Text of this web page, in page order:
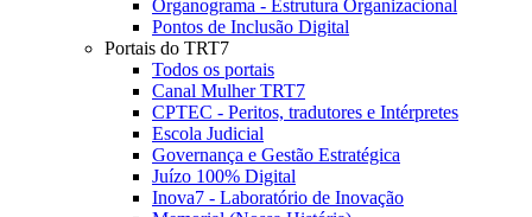
Organograma - Estrutura Organizacional
Pontos de Inclusão Digital
Portais do TRT7
Todos os portais
Canal Mulher TRT7
CPTEC - Peritos, tradutores e Intérpretes
Escola Judicial
Governança e Gestão Estratégica
Juízo 100% Digital
Inova7 - Laboratório de Inovação